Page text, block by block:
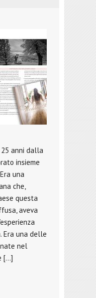
anni dalla
insieme
una
che,
questa
aveva
Era una delle
nate nel
[…]